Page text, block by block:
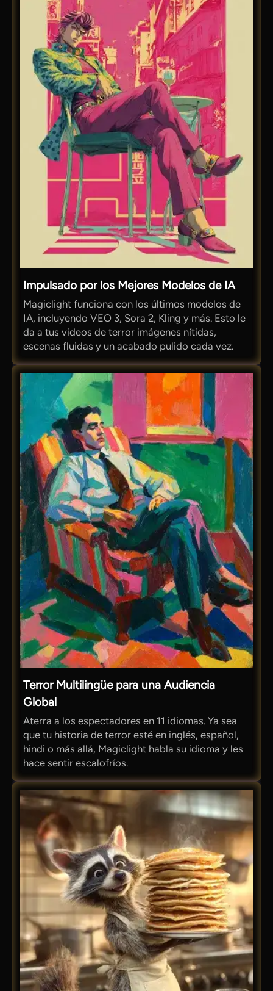
Impulsado por los Mejores Modelos de IA
Magiclight funciona con los últimos modelos de
IA, incluyendo VEO 3, Sora 2, Kling y más. Esto le
da a tus videos de terror imágenes nítidas,
escenas fluidas y un acabado pulido cada vez.
Terror Multilingüe para una Audiencia
Global
Aterra a los espectadores en 11 idiomas. Ya sea
que tu historia de terror esté en inglés, español,
hindi o más allá, Magiclight habla su idioma y les
hace sentir escalofríos.